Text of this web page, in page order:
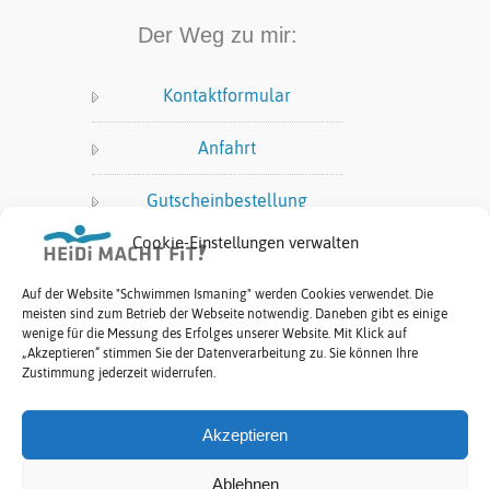
Cookie-Einstellungen verwalten
Auf der Website "Schwimmen Ismaning" werden Cookies verwendet. Die
meisten sind zum Betrieb der Webseite notwendig. Daneben gibt es einige
wenige für die Messung des Erfolges unserer Website. Mit Klick auf
„Akzeptieren“ stimmen Sie der Datenverarbeitung zu. Sie können Ihre
Zustimmung jederzeit widerrufen.
Akzeptieren
Ablehnen
Der Weg zu mir:
Kontaktformular
Anfahrt
Gutscheinbestellung
Datenschutz:
Impressum
Datenschutzerklärung
Allgemeine